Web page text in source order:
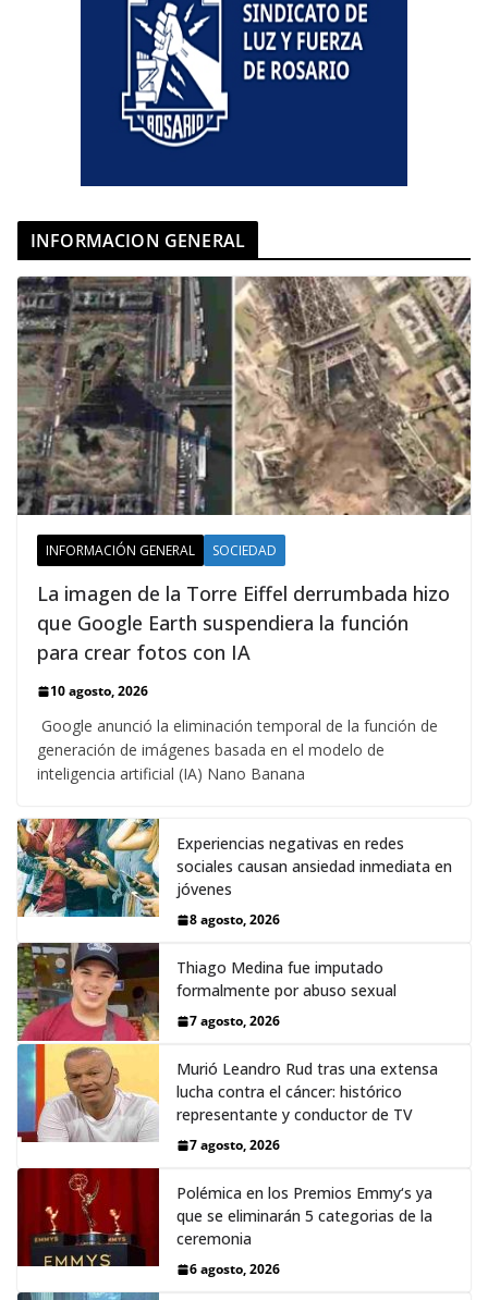
INFORMACION GENERAL
INFORMACIÓN GENERAL SOCIEDAD
La imagen de la Torre Eiffel derrumbada hizo
que Google Earth suspendiera la función
para crear fotos con IA
10 agosto, 2026
Google anunció la eliminación temporal de la función de
generación de imágenes basada en el modelo de
inteligencia artificial (IA) Nano Banana
Experiencias negativas en redes
sociales causan ansiedad inmediata en
jóvenes
8 agosto, 2026
Thiago Medina fue imputado
formalmente por abuso sexual
7 agosto, 2026
Murió Leandro Rud tras una extensa
lucha contra el cáncer: histórico
representante y conductor de TV
7 agosto, 2026
Polémica en los Premios Emmy‘s ya
que se eliminarán 5 categorias de la
ceremonia
6 agosto, 2026